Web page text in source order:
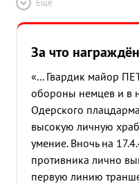
Ещё
За что награждён
«... Гвардик майор
обороны немцев и в
Одерского
высокую личную
умение. Вночь на
противника лично
первую линию